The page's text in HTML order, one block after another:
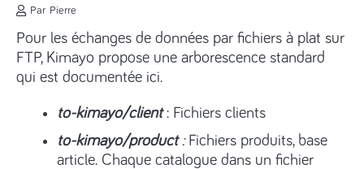
Par Pierre
Pour les échanges de données par fichiers à plat sur
FTP, Kimayo propose une arborescence standard
qui est documentée ici.
to-kimayo/client: Fichiers clients
to-kimayo/product: Fichiers produits, base
article. Chaque catalogue dans un fichier